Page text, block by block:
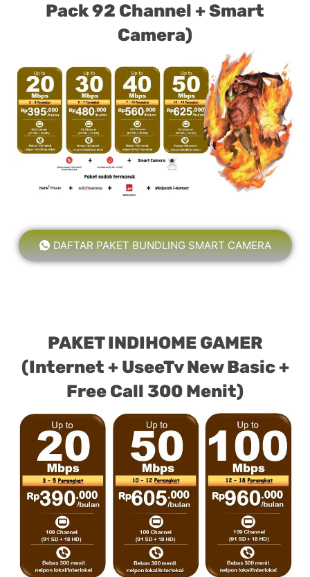
Pack 92 Channel + Smart
Camera)
DAFTAR PAKET BUNDLING SMART CAMERA
PAKET INDIHOME GAMER
(Internet + UseeTv New Basic +
Free Call 300 Menit)